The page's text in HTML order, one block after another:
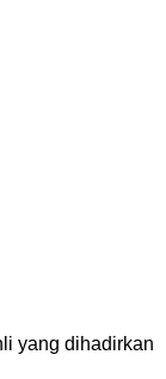
yang dihadirkan